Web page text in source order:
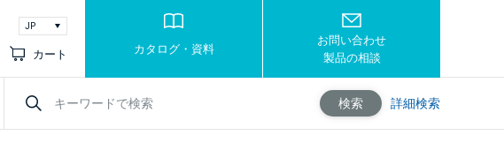
カート カタログ・資料
お問い合わせ
製品の相談
検索 詳細検索